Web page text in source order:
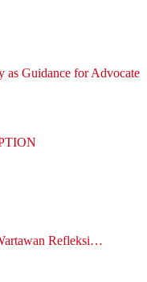
as Guidance for Advocate
Refleksi…